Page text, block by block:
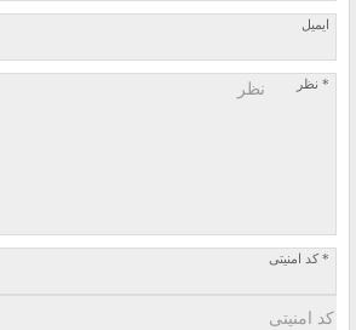
ایمیل
* نظر
* کد امنیتی